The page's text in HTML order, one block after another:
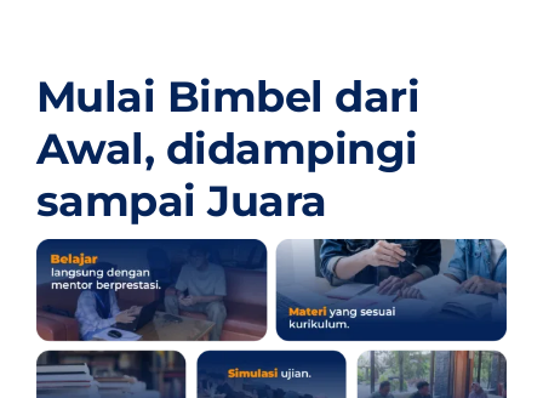
Mulai Bimbel dari
Awal, didampingi
sampai Juara